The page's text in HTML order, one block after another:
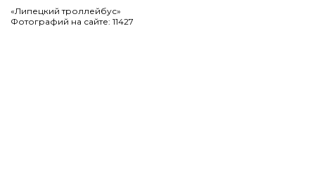
«Липецкий троллейбус»
Фотографий на сайте: 11427